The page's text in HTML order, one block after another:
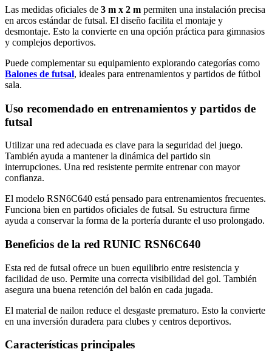
Las medidas oficiales de 3 m x 2 m permiten una instalación precisa
en arcos estándar de futsal. El diseño facilita el montaje y
desmontaje. Esto la convierte en una opción práctica para gimnasios
y complejos deportivos.
Puede complementar su equipamiento explorando categorías como
Balones de futsal, ideales para entrenamientos y partidos de fútbol
sala.
Uso recomendado en entrenamientos y partidos de
futsal
Utilizar una red adecuada es clave para la seguridad del juego.
También ayuda a mantener la dinámica del partido sin
interrupciones. Una red resistente permite entrenar con mayor
confianza.
El modelo RSN6C640 está pensado para entrenamientos frecuentes.
Funciona bien en partidos oficiales de futsal. Su estructura firme
ayuda a conservar la forma de la portería durante el uso prolongado.
Beneficios de la red RUNIC RSN6C640
Esta red de futsal ofrece un buen equilibrio entre resistencia y
facilidad de uso. Permite una correcta visibilidad del gol. También
asegura una buena retención del balón en cada jugada.
El material de nailon reduce el desgaste prematuro. Esto la convierte
en una inversión duradera para clubes y centros deportivos.
Características principales